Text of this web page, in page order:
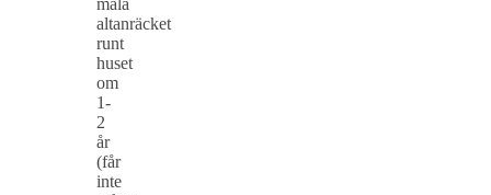
måla
altanräcket
runt
huset
om
1-
2
år
(får
inte